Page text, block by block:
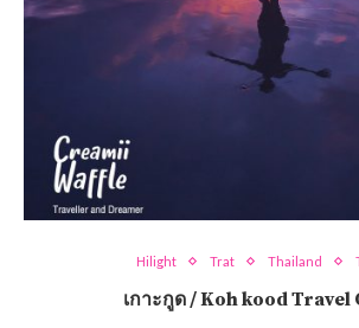
Hilight Trat Thailand
เกาะกูด / Koh kood Travel